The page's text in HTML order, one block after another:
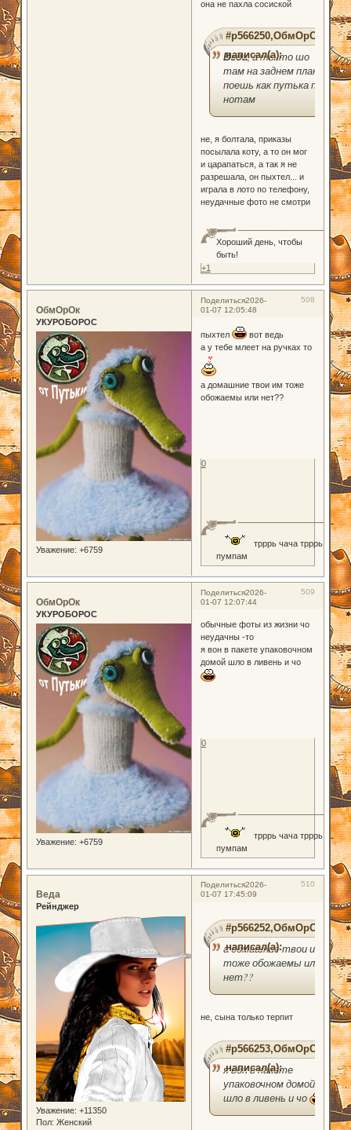
она не пахла сосиской
#p566250,ОбмОрОк
написал(а):
Веда, а ты то шо
там на заднем плане
поешь как путька по
нотам
не, я болтала, приказы
посылала коту, а то он мог
и царапаться, а так я не
разрешала, он пыхтел... и
играла в лото по телефону,
неудачные фото не смотри
Хороший день, чтобы
быть!
+1
Поделиться 508
2026-
01-07 12:05:48
ОбмОрОк
УКУРОБОРОС
Уважение: +6759
пыхтел
вот ведь
а у тебе млеет на ручках то
а домашние твои им тоже
обожаемы или нет??
трррь чача трррь
пумпам
0
Поделиться 509
2026-
01-07 12:07:44
ОбмОрОк
УКУРОБОРОС
Уважение: +6759
обычные фоты из жизни чо
неудачны -то
я вон в пакете упаковочном
домой шло в ливень и чо
трррь чача трррь
пумпам
0
Поделиться 510
2026-
01-07 17:45:09
Веда
Рейнджер
Уважение: +11350
Пол: Женский
#p566252,ОбмОрОк
написал(а):
а домашние твои им
тоже обожаемы или
нет??
не, сына только терпит
#p566253,ОбмОрОк
написал(а):
я вон в пакете
упаковочном домой
шло в ливень и чо